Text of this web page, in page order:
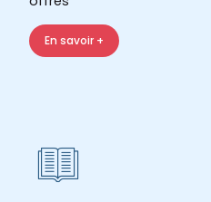
En savoir +